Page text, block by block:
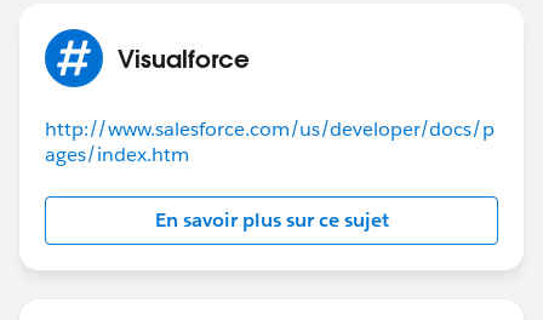
    }
    public class wraptask {
public Boolean selected {get;
        public wraptask(task a) {
            selected = false;
        }
    }
Visualforce
http://www.salesforce.com/us/developer/docs/p
ages/index.htm
En savoir plus sur ce sujet